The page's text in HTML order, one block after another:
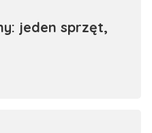
jeden sprzęt,